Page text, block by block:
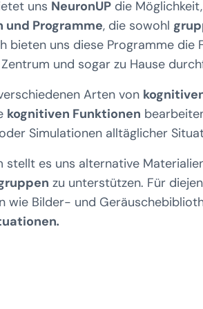
uns NeuronUP die
und Programme, die sowohl
bieten uns diese Programme
und sogar zu Hause
Arten von
kognitiven Funktionen
Simulationen alltäglicher
stellt es uns alternative
zu unterstützen. Für
wie Bilder- und
.